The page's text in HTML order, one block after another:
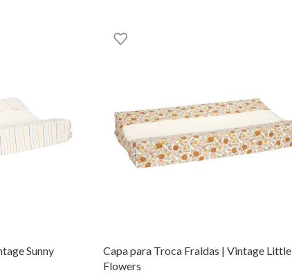
Sunny
Capa para Troca Fraldas | Vintage Little
Flowers